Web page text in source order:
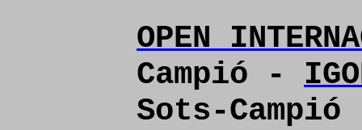
OPEN
Campió -
Sots-